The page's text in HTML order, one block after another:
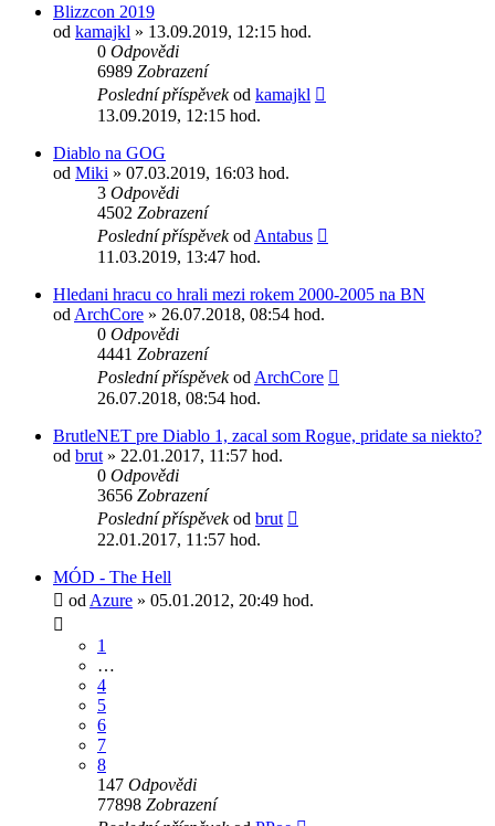
Blizzcon 2019
od kamajkl » 13.09.2019, 12:15 hod.
0 Odpovědi
6989 Zobrazení
Poslední příspěvekod kamajkl
13.09.2019, 12:15 hod.
Diablo na GOG
od Miki » 07.03.2019, 16:03 hod.
3 Odpovědi
4502 Zobrazení
Poslední příspěvekod Antabus
11.03.2019, 13:47 hod.
Hledani hracu co hrali mezi rokem 2000-2005 na BN
od ArchCore » 26.07.2018, 08:54 hod.
0 Odpovědi
4441 Zobrazení
Poslední příspěvekod ArchCore
26.07.2018, 08:54 hod.
BrutleNET pre Diablo 1, zacal som Rogue, pridate sa niekto?
od brut » 22.01.2017, 11:57 hod.
0 Odpovědi
3656 Zobrazení
Poslední příspěvekod brut
22.01.2017, 11:57 hod.
MÓD - The Hell
od Azure » 05.01.2012, 20:49 hod.
1
…
4
5
6
7
8
147 Odpovědi
77898 Zobrazení